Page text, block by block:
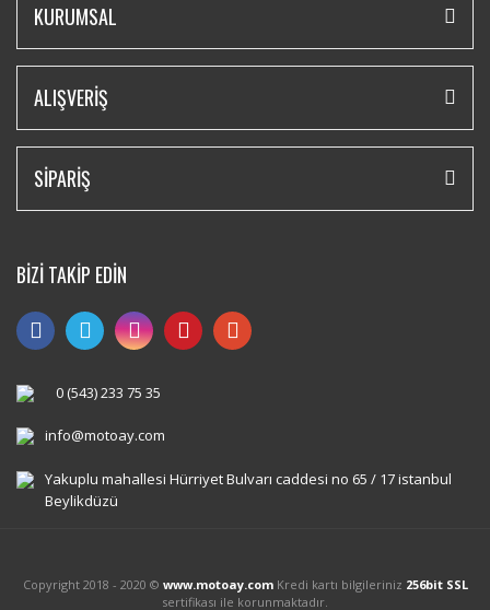
KURUMSAL
ALIŞVERİŞ
SİPARİŞ
BİZİ TAKİP EDİN
0 (543) 233 75 35
info@motoay.com
Yakuplu mahallesi Hürriyet Bulvarı caddesi no 65 / 17 istanbul
Beylikdüzü
Copyright 2018 - 2020 © www.motoay.comKredi kartı bilgileriniz 256bit SSL
sertifikası ile korunmaktadır.